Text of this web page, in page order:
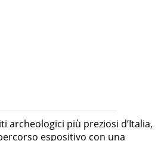
archeologici più preziosi d’Italia,
espositivo con una